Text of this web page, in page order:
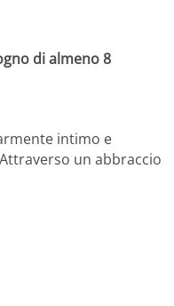
di almeno 8
intimo e
un abbraccio